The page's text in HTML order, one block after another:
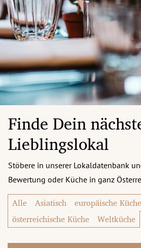
Finde Dein
Lieblingslokal
Stöbere in unserer Lokaldatenbank
Bewertung oder Küche in ganz
Alle Asiatisch europäische Küche
österreichische Küche
Weltküche